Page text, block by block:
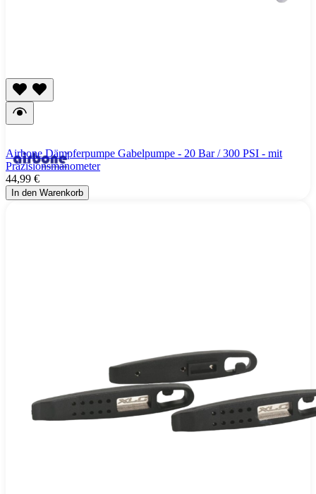
Airbone Dämpferpumpe Gabelpumpe - 20 Bar / 300 PSI - mit
Präzisionsmanometer
44,99 €
In den Warenkorb